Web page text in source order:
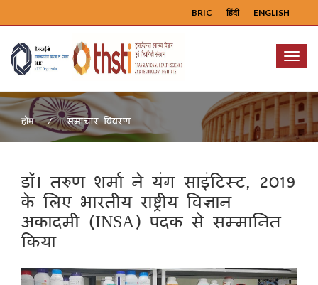
ENGLISH
हिंदी
BRIC
Menu
होम समाचार विवरण
डॉ। तरुण शर्मा ने यंग साइंटिस्ट, 2019
के लिए भारतीय राष्ट्रीय विज्ञान
अकादमी (INSA) पदक से सम्मानित
किया
Previous Next